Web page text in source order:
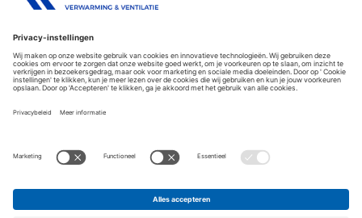
Cookies
Privacyverklaring
Disclaimer